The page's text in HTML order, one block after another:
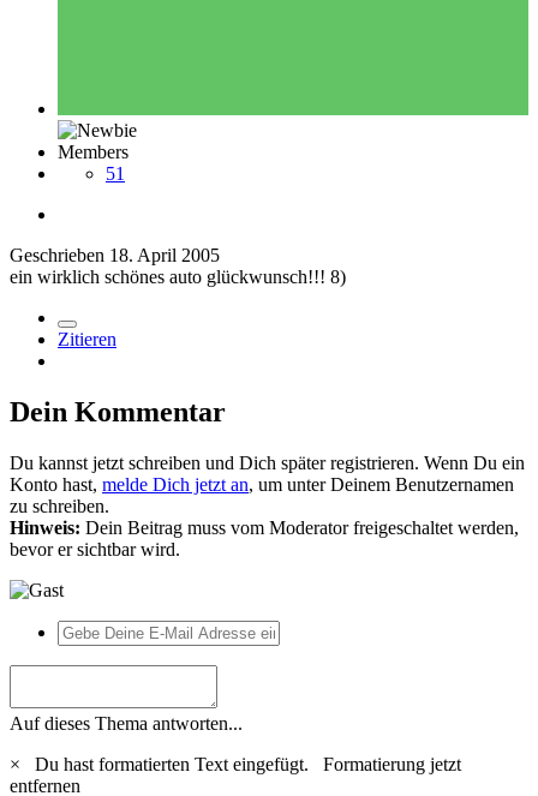
Members
51
Geschrieben 18. April 2005
ein wirklich schönes auto glückwunsch!!! 8)
Zitieren
Dein Kommentar
Du kannst jetzt schreiben und Dich später registrieren. Wenn Du ein
Konto hast, melde Dich jetzt an, um unter Deinem Benutzernamen
zu schreiben.
Hinweis: Dein Beitrag muss vom Moderator freigeschaltet werden,
bevor er sichtbar wird.
Auf dieses Thema antworten...
×
Du hast formatierten Text eingefügt. Formatierung jetzt
entfernen